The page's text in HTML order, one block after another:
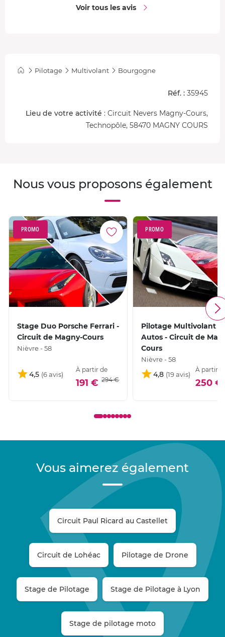
Voir tous les avis
Pilotage Multivolant Bourgogne
Réf. : 35945
Lieu de votre activité : Circuit Nevers Magny-Cours,
Technopôle, 58470 MAGNY COURS
Nous vous proposons également
PROMO
Stage Duo Porsche Ferrari -
Circuit de Magny-Cours
Nièvre - 58
4,5
À partir de
191 € 294 €
PROMO
Pilotage Multivolant 3
Autos - Circuit de
Cours
Nièvre - 58
4,8
À partir
250 €
Vous aimerez également
Circuit Paul Ricard au Castellet
Circuit de Lohéac Pilotage de Drone
Stage de Pilotage Stage de Pilotage à Lyon
Stage de pilotage moto